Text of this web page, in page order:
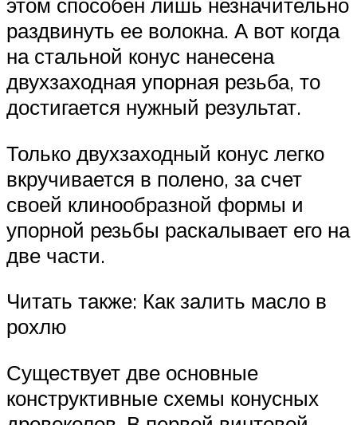
раздвинуть ее волокна. А вот когда
на стальной конус нанесена
двухзаходная упорная резьба, то
достигается нужный результат.
Только двухзаходный конус легко
вкручивается в полено, за счет
своей клинообразной формы и
упорной резьбы раскалывает его на
две части.
Читать также: Как залить масло в
рохлю
Существует две основные
конструктивные схемы конусных